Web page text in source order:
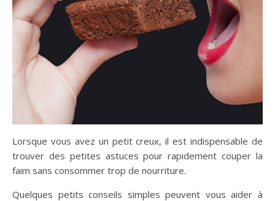
Lorsque vous avez un petit creux, il est indispensable de
trouver des petites astuces pour rapidement couper la
faim sans consommer trop de nourriture.
Quelques petits conseils simples peuvent vous aider à